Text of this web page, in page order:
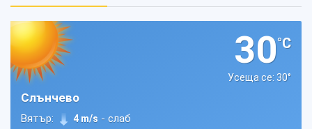
30°C
Усеща се: 30°
Слънчево
Вятър: 4 m/s - слаб